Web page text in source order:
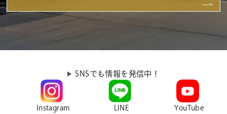
SNSでも情報を発信中！
Instagram LINE YouTube